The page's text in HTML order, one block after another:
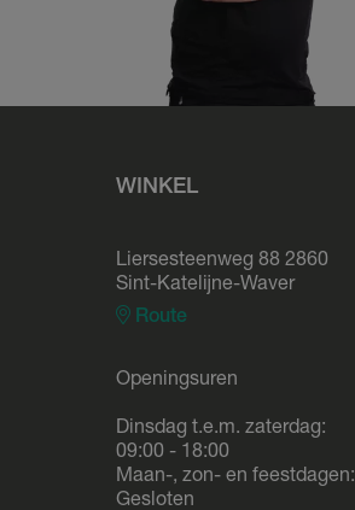
WINKEL
Liersesteenweg 88 2860
Sint-Katelijne-Waver
Route
Openingsuren
Dinsdag t.e.m. zaterdag:
09:00 - 18:00
Maan-, zon- en feestdagen:
Gesloten